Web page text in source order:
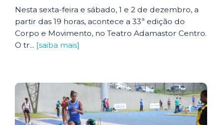
Nesta sexta-feira e sábado, 1 e 2 de dezembro, a
partir das 19 horas, acontece a 33ª edição do
Corpo e Movimento, no Teatro Adamastor Centro.
O tr... [saiba mais]